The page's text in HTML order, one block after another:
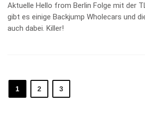
Aktuelle Hello from Berlin Folge mit der
gibt es einige Backjump Wholecars und
auch dabei. Killer!
1 2 3